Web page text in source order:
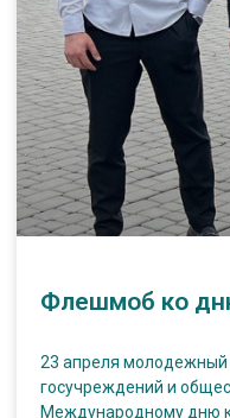
Флешмоб ко
23 апреля молодежный
госучреждений и
Международному дню